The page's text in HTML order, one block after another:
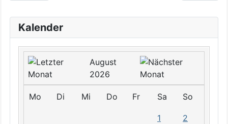
Kalender
August
2026
Mo Di Mi Do Fr Sa So
1 2